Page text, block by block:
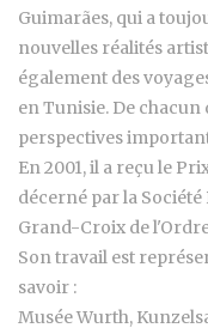
Guimarães, qui a
nouvelles réalités
également des
en Tunisie. De chacun
perspectives
En 2001, il a reçu le
décerné par la Société
Grand-Croix de
Son travail est
savoir :
Musée Wurth,